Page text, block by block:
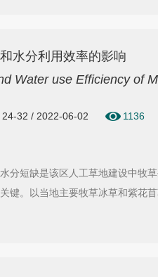
水分利用效率的影响
Water use Efficiency of
32 / 2022-06-02 1136
分短缺是该区人工草地建设中牧
键。以当地主要牧草冰草和紫花